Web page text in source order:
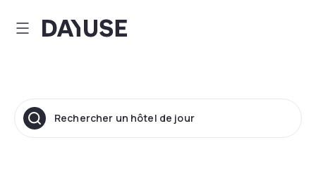
Dayuse
Rechercher un hôtel de jour